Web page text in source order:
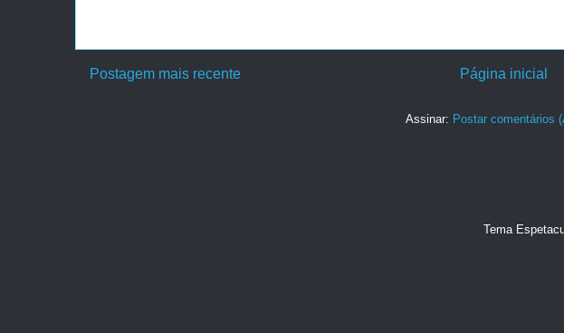
Postagem mais recente Página inicial
Assinar: Postar comentários
Tema